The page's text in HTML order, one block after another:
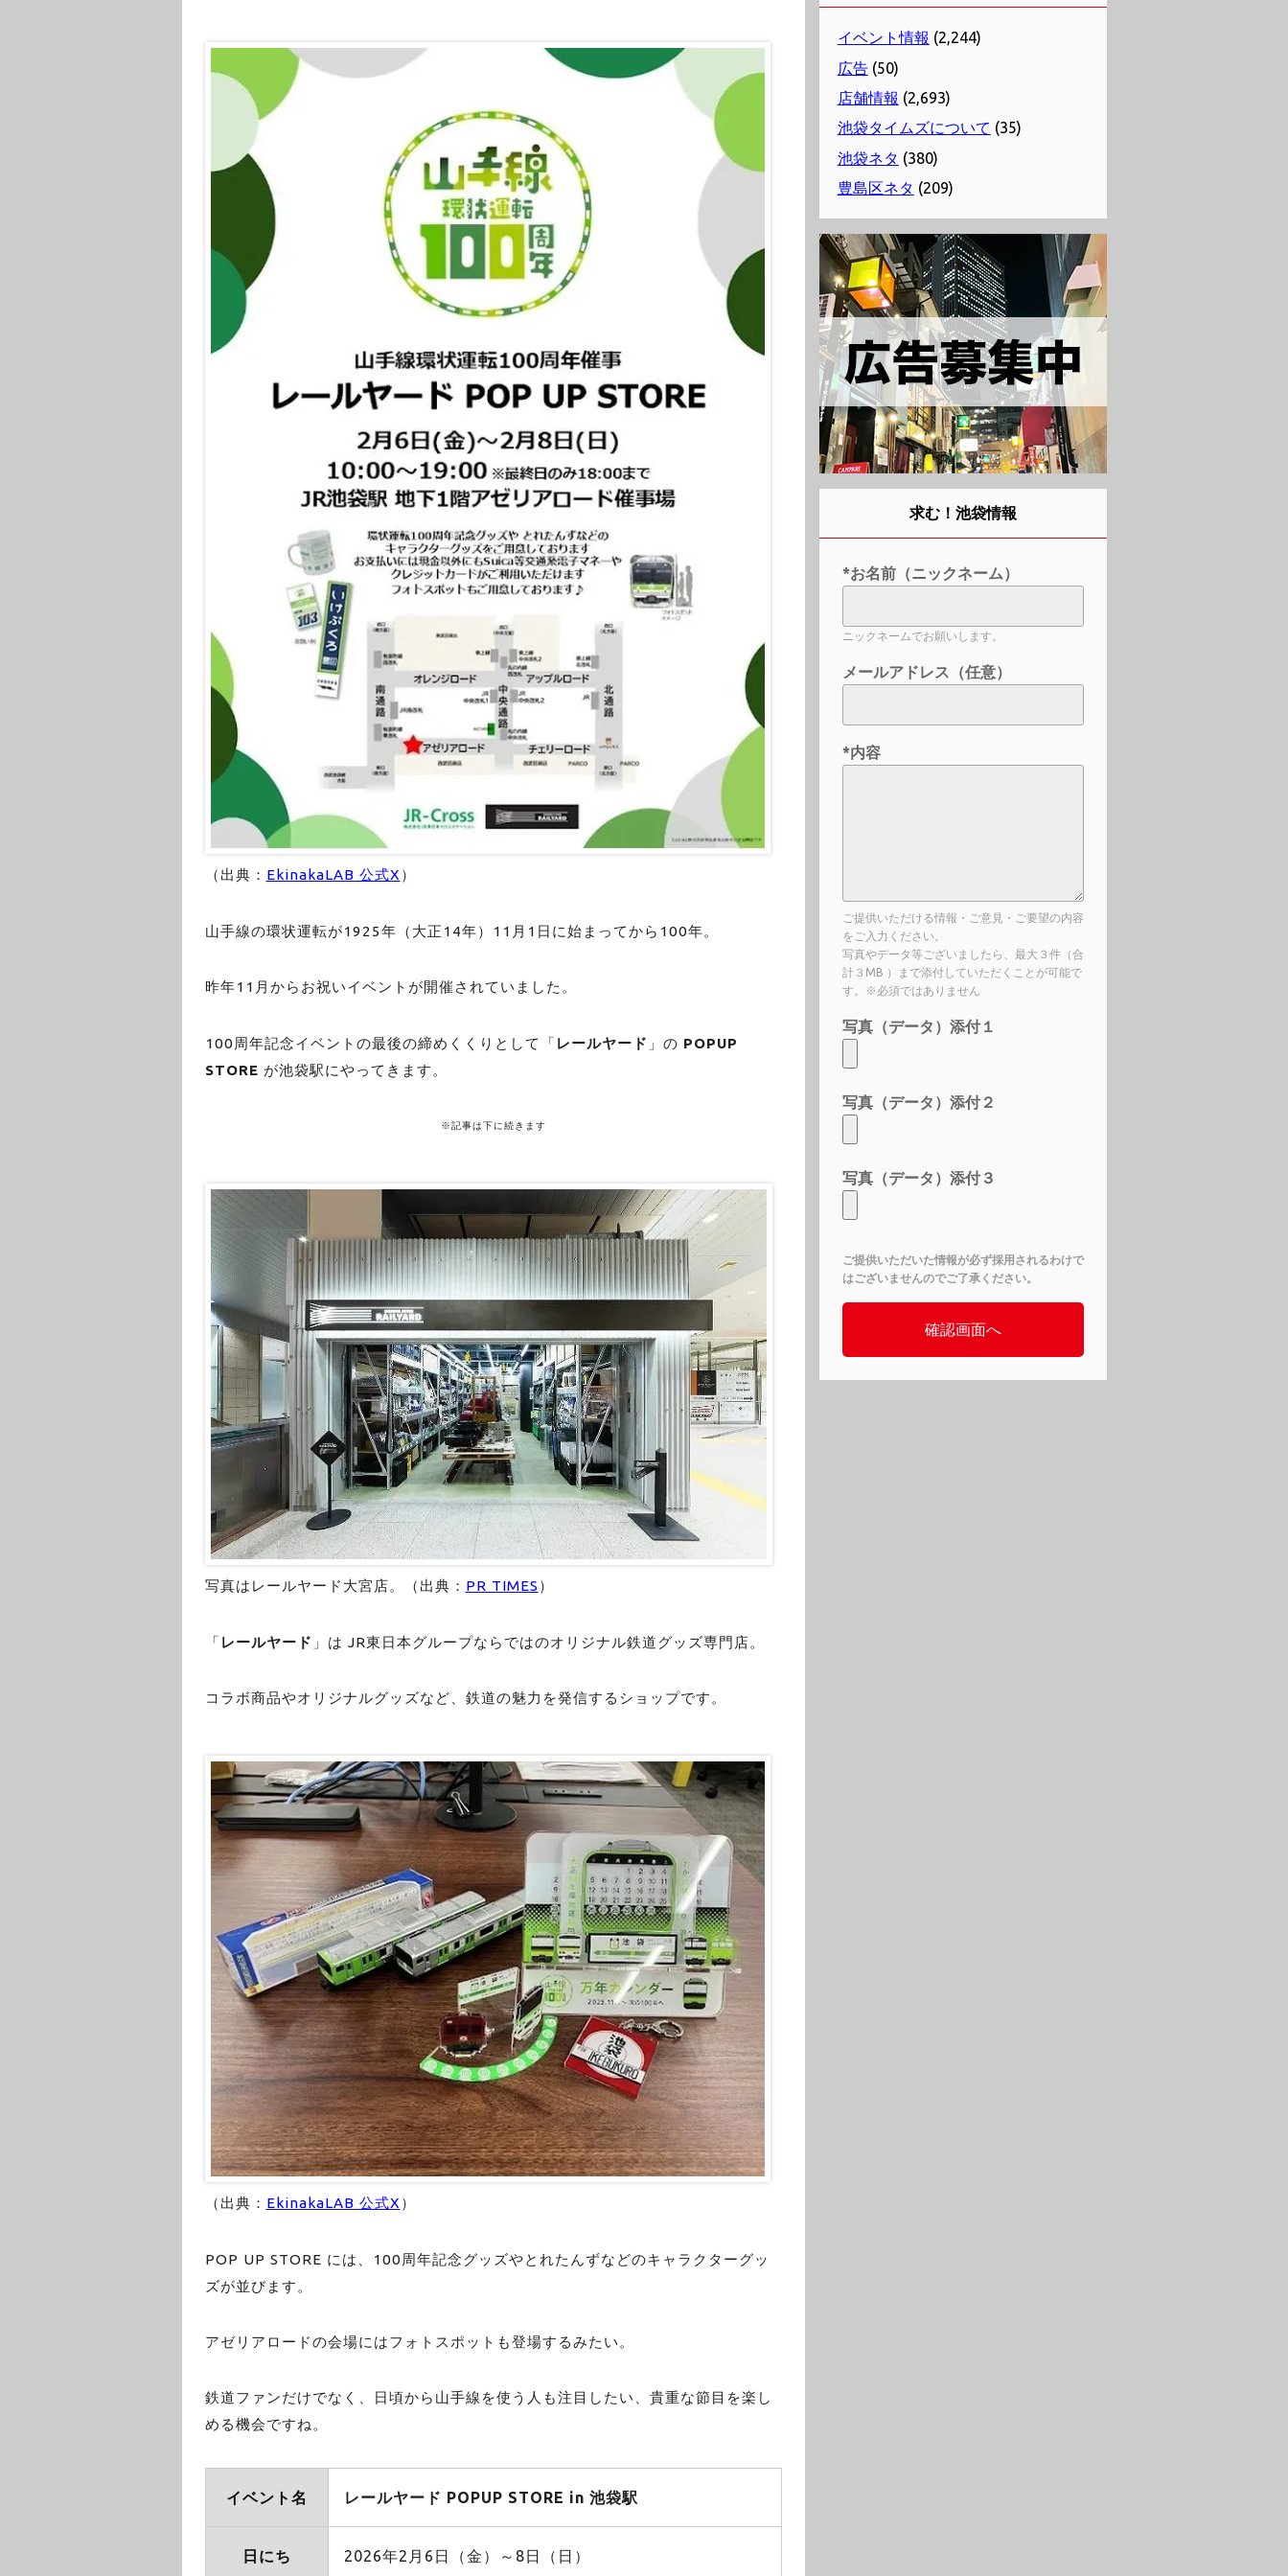
（出典： EkinakaLAB 公式X ）
山手線の環状運転が1925年（大正14年）11月1日に始まってから100年。
昨年11月からお祝いイベントが開催されていました。
100周年記念イベントの最後の締めくくりとして「 レールヤード 」の POPUP
STORE が池袋駅にやってきます。
※記事は下に続きます
写真はレールヤード大宮店。（出典： PR TIMES ）
「 レールヤード 」は JR東日本グループならではのオリジナル鉄道グッズ専門店。
コラボ商品やオリジナルグッズなど、鉄道の魅力を発信するショップです。
（出典： EkinakaLAB 公式X ）
POP UP STORE には、100周年記念グッズやとれたんずなどのキャラクターグッ
ズが並びます。
アゼリアロードの会場にはフォトスポットも登場するみたい。
鉄道ファンだけでなく、日頃から山手線を使う人も注目したい、貴重な節目を楽し
める機会ですね。
イベント名 レールヤード POPUP STORE in 池袋駅
日にち 2026年2月6日（金）～8日（日）
イベント情報 (2,244)
広告(50)
店舗情報 (2,693)
池袋タイムズについて (35)
池袋ネタ (380)
豊島区ネタ (209)
求む！池袋情報
*お名前（ニックネーム）
ニックネームでお願いします。
メールアドレス（任意）
*内容
ご提供いただける情報・ご意見・ご要望の内容
をご入力ください。
写真やデータ等ございましたら、最大３件（合
計３MB ）まで添付していただくことが可能で
す。※必須ではありません
写真（データ）添付１
写真（データ）添付２
写真（データ）添付３
ご提供いただいた情報が必ず採用されるわけで
はございませんのでご了承ください。